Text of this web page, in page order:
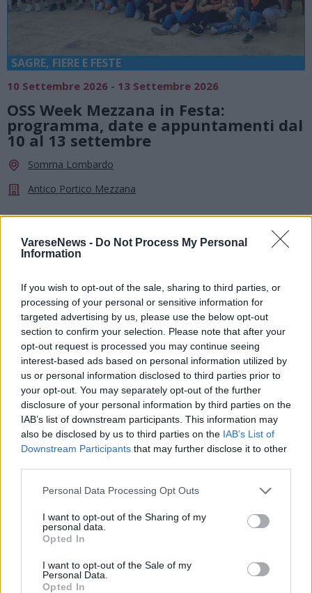
VareseNews - Do Not Process My Personal
Information
If you wish to opt-out of the sale, sharing to third parties, or
processing of your personal or sensitive information for
targeted advertising by us, please use the below opt-out
section to confirm your selection. Please note that after your
opt-out request is processed you may continue seeing
interest-based ads based on personal information utilized by
us or personal information disclosed to third parties prior to
your opt-out. You may separately opt-out of the further
disclosure of your personal information by third parties on the
IAB’s list of downstream participants. This information may
also be disclosed by us to third parties on the IAB’s List of
Downstream Participants that may further disclose it to other
Personal Data Processing Opt Outs
I want to opt-out of the Sharing of my
personal data.
Opted In
I want to opt-out of the Sale of my
Personal Data.
Opted In
SAGRE, FIERE E FESTE
10 Settembre 2026 - 13 Settembre 2026
OSS Week Mezzana in Festa:
programma, date e appuntamenti dal
10 al 13 settembre
Somma Lombardo
Antico Portico Mezzana
SAGRE, FIERE E FESTE
08 Agosto 2026 - 15 Agosto 2026
Ecco il programma della festa della
Montagna 2026: fervono i preparativi
degli alpini di Varese attorno al Grand
Hotel del Campo dei fiori
Grand Hotel Campo Dei Fiori Di Varese